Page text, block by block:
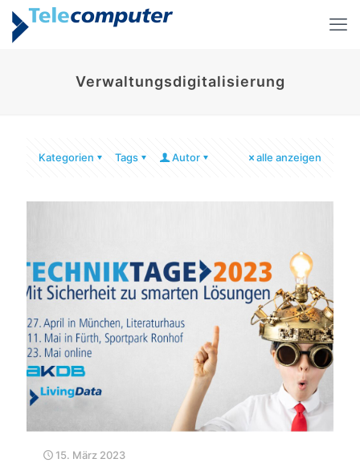
Verwaltungsdigitalisierung
Kategorien Tags Autor alle anzeigen
15. März 2023